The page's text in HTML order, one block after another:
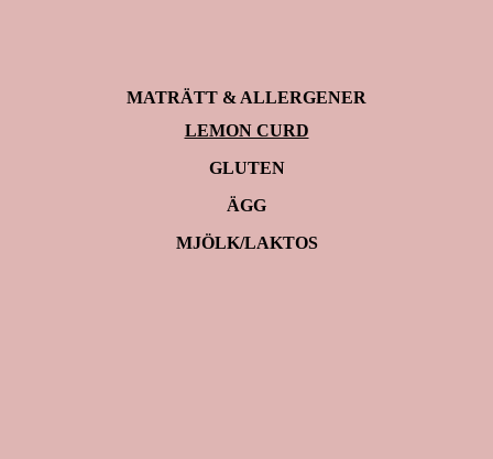
MATRÄTT & ALLERGENER
LEMON CURD
GLUTEN
ÄGG
MJÖLK/LAKTOS